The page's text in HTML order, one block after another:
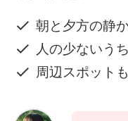
朝と夕方の静
人の少ないう
周辺スポット